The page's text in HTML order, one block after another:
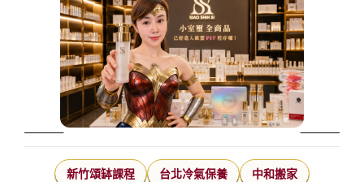
新竹頌缽課程 台北冷氣保養 中和搬家